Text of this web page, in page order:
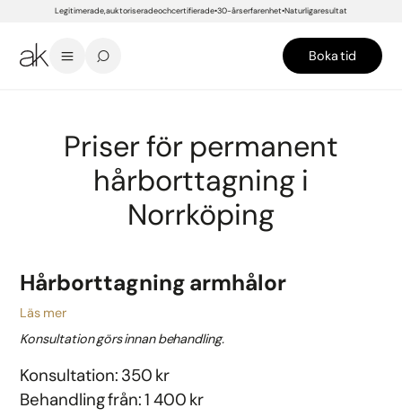
Legitimerade, auktoriserade och certifierade 30-års erfarenhet Naturliga resultat
Boka tid
Priser för permanent
hårborttagning i
Norrköping
Hårborttagning armhålor
Läs mer
Konsultation görs innan behandling.
Konsultation: 350 kr
Behandling från: 1 400 kr